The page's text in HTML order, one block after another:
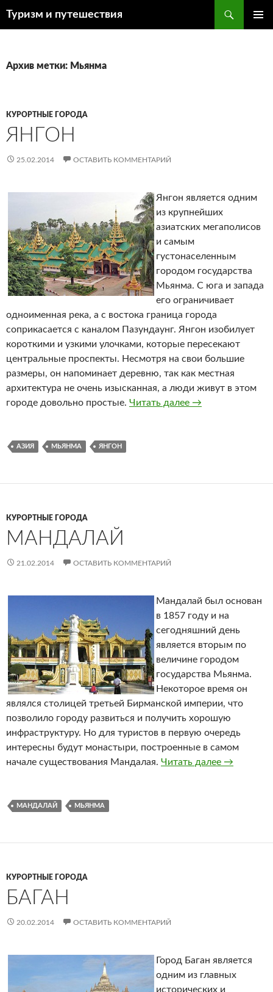
Туризм и путешествия
Архив метки: Мьянма
КУРОРТНЫЕ ГОРОДА
ЯНГОН
25.02.2014 ОСТАВИТЬ КОММЕНТАРИЙ
Янгон является одним
из крупнейших
азиатских мегаполисов
и самым
густонаселенным
городом государства
Мьянма. С юга и запада
его ограничивает
одноименная река, а с востока граница города
соприкасается с каналом Пазундаунг. Янгон изобилует
короткими и узкими улочками, которые пересекают
центральные проспекты. Несмотря на свои большие
размеры, он напоминает деревню, так как местная
архитектура не очень изысканная, а люди живут в этом
городе довольно простые. Читать далее Янгон
→
АЗИЯ МЬЯНМА ЯНГОН
КУРОРТНЫЕ ГОРОДА
МАНДАЛАЙ
21.02.2014 ОСТАВИТЬ КОММЕНТАРИЙ
Мандалай был основан
в 1857 году и на
сегодняшний день
является вторым по
величине городом
государства Мьянма.
Некоторое время он
являлся столицей третьей Бирманской империи, что
позволило городу развиться и получить хорошую
инфраструктуру. Но для туристов в первую очередь
интересны будут монастыри, построенные в самом
начале существования Мандалая. Читать далее Мандалай
→
МАНДАЛАЙ МЬЯНМА
КУРОРТНЫЕ ГОРОДА
БАГАН
20.02.2014 ОСТАВИТЬ КОММЕНТАРИЙ
Город Баган является
одним из главных
исторических и